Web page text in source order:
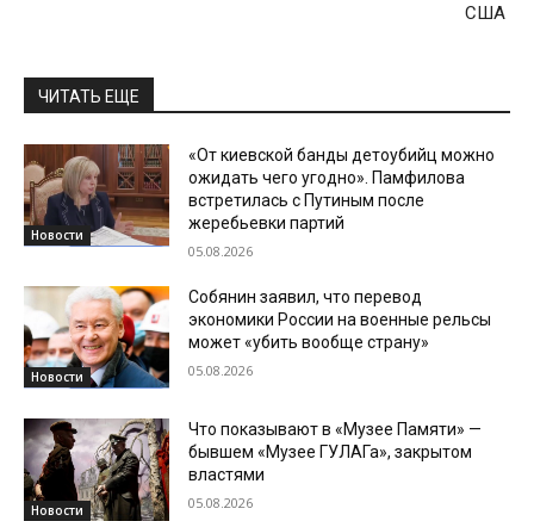
США
ЧИТАТЬ ЕЩЕ
Новости
«От киевской банды детоубийц можно
ожидать чего угодно». Памфилова
встретилась с Путиным после
жеребьевки партий
05.08.2026
Новости
Собянин заявил, что перевод
экономики России на военные рельсы
может «убить вообще страну»
05.08.2026
Новости
Что показывают в «Музее Памяти» —
бывшем «Музее ГУЛАГа», закрытом
властями
05.08.2026